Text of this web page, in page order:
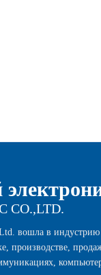
CO.,LTD.
вошла в индустрию
производстве,